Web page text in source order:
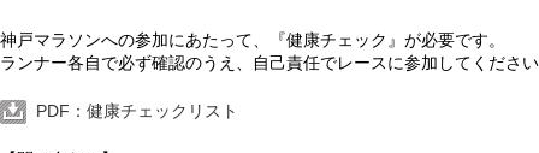
神戸マラソンへの参加にあたって、『健康チェック』が必要です。
ランナー各自で必ず確認のうえ、自己責任でレースに参加してくださ
PDF：健康チェックリスト